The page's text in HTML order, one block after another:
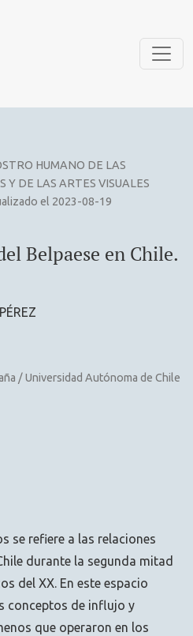
HUMANO DE LAS
Y DE LAS ARTES VISUALES
Belpaese en Chile.
el 2023-08-19
/ Universidad Autónoma de Chile
se refiere a las relaciones
durante la segunda mitad
del XX. En este espacio
conceptos de influjo y
que operaron en los